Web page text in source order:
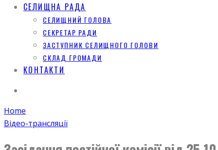
СЕЛИЩНА РАДА
СЕЛИЩНИЙ ГОЛОВА
СЕКРЕТАР РАДИ
ЗАСТУПНИК СЕЛИЩНОГО ГОЛОВИ
СКЛАД ГРОМАДИ
КОНТАКТИ
Home
Відео-трансляції